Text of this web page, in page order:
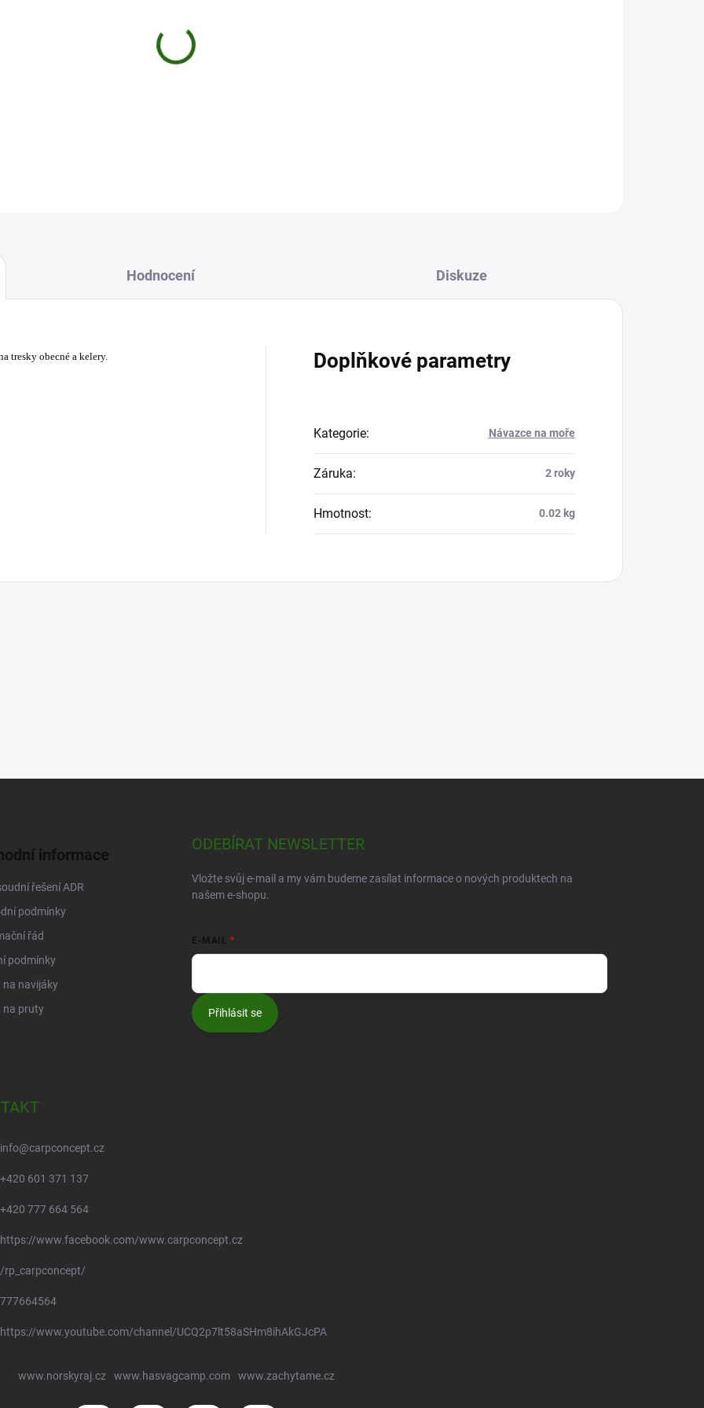
Hodnocení Diskuze
tresky obecné a kelery. Doplňkové parametry
Kategorie: Návazce na moře
Záruka: 2 roky
Hmotnost: 0.02 kg
informace
řešení ADR
podmínky
řád
podmínky
na navijáky
na pruty
ODEBÍRAT NEWSLETTER
Vložte svůj e-mail a my vám budeme zasílat informace o nových produktech na
našem e-shopu.
E-MAIL
Přihlásit se
info@carpconcept.cz
+420 601 371 137
+420 777 664 564
https://www.facebook.com/www.carpconcept.cz
/rp_carpconcept/
777664564
https://www.youtube.com/channel/UCQ2p7lt58aSHm8ihAkGJcPA
www.norskyraj.cz www.hasvagcamp.com www.zachytame.cz